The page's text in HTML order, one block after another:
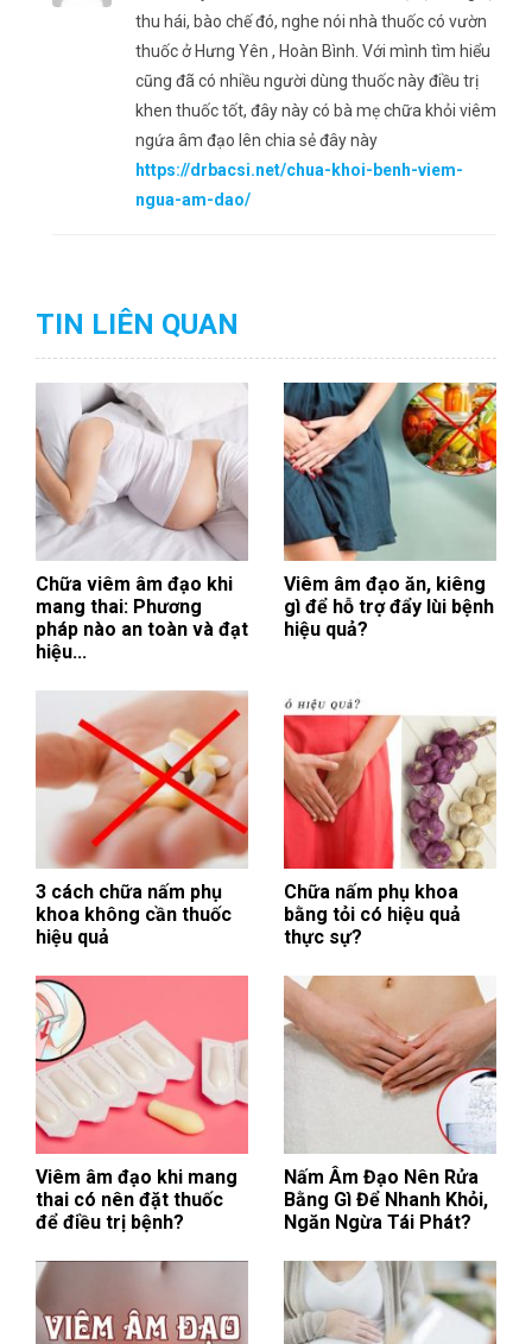
thu hái, bào chế đó, nghe nói nhà thuốc có vườn
thuốc ở Hưng Yên , Hoàn Bình. Với mình tìm hiểu
cũng đã có nhiều người dùng thuốc này điều trị
khen thuốc tốt, đây này có bà mẹ chữa khỏi viêm
ngứa âm đạo lên chia sẻ đây này
https://drbacsi.net/chua-khoi-benh-viem-
ngua-am-dao/
TIN LIÊN QUAN
Chữa viêm âm đạo khi
mang thai: Phương
pháp nào an toàn và đạt
hiệu...
Viêm âm đạo ăn, kiêng
gì để hỗ trợ đẩy lùi bệnh
hiệu quả?
3 cách chữa nấm phụ
khoa không cần thuốc
hiệu quả
Chữa nấm phụ khoa
bằng tỏi có hiệu quả
thực sự?
Viêm âm đạo khi mang
thai có nên đặt thuốc
để điều trị bệnh?
Nấm Âm Đạo Nên Rửa
Bằng Gì Để Nhanh Khỏi,
Ngăn Ngừa Tái Phát?